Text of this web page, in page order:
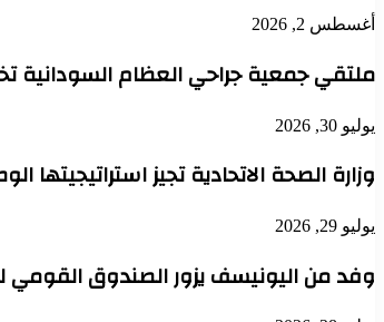
أغسطس 2, 2026
ملتقي جمعية جراحي العظام السودانية
يوليو 30, 2026
وزارة الصحة الاتحادية تجيز
يوليو 29, 2026
وفد من اليونيسف يزور الصندوق القومي